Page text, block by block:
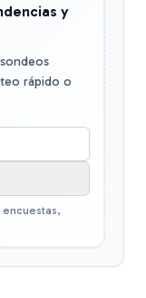
y
rápido o
encuestas,